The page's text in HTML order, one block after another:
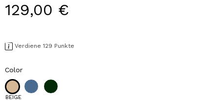
129,00 €
Verdiene 129 Punkte
Color
BEIGE